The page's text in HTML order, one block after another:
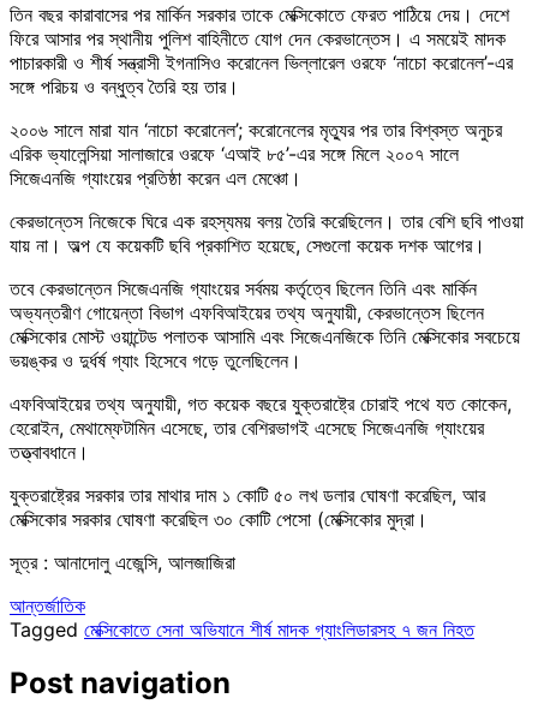
তিন বছর কারাবাসের পর মার্কিন সরকার তাকে মেক্সিকোতে ফেরত পাঠিয়ে দেয়। দেশে
ফিরে আসার পর স্থানীয় পুলিশ বাহিনীতে যোগ দেন কেরভান্তেস। এ সময়েই মাদক
পাচারকারী ও শীর্ষ সন্ত্রাসী ইগনাসিও করোনেল ভিল্লারেল ওরফে ‘নাচো করোনেল’-এর
সঙ্গে পরিচয় ও বন্ধুত্ব তৈরি হয় তার।
২০০৬ সালে মারা যান ‘নাচো করোনেল’; করোনেলের মৃত্যুর পর তার বিশ্বস্ত অনুচর
এরিক ভ্যালেন্সিয়া সালাজারে ওরফে ‘এআই ৮৫’-এর সঙ্গে মিলে ২০০৭ সালে
সিজেএনজি গ্যাংয়ের প্রতিষ্ঠা করেন এল মেঞ্চো।
কেরভান্তেস নিজেকে ঘিরে এক রহস্যময় বলয় তৈরি করেছিলেন। তার বেশি ছবি পাওয়া
যায় না। অল্প যে কয়েকটি ছবি প্রকাশিত হয়েছে, সেগুলো কয়েক দশক আগের।
তবে কেরভান্তেন সিজেএনজি গ্যাংয়ের সর্বময় কর্তৃত্বে ছিলেন তিনি এবং মার্কিন
অভ্যন্তরীণ গোয়েন্তা বিভাগ এফবিআইয়ের তথ্য অনুযায়ী, কেরভান্তেস ছিলেন
মেক্সিকোর মোস্ট ওয়ান্টেড পলাতক আসামি এবং সিজেএনজিকে তিনি মেক্সিকোর সবচেয়ে
ভয়ঙ্কর ও দুর্ধর্ষ গ্যাং হিসেবে গড়ে তুলেছিলেন।
এফবিআইয়ের তথ্য অনুযায়ী, গত কয়েক বছরে যুক্তরাষ্ট্রে চোরাই পথে যত কোকেন,
হেরোইন, মেথাম্ফেটামিন এসেছে, তার বেশিরভাগই এসেছে সিজেএনজি গ্যাংয়ের
তত্ত্বাবধানে।
যুক্তরাষ্ট্রের সরকার তার মাথার দাম ১ কোটি ৫০ লখ ডলার ঘোষণা করেছিল, আর
মেক্সিকোর সরকার ঘোষণা করেছিল ৩০ কোটি পেসো (মেক্সিকোর মুদ্রা।
সূত্র : আনাদোলু এজেন্সি, আলজাজিরা
আন্তর্জাতিক
Tagged মেক্সিকোতে সেনা অভিযানে শীর্ষ মাদক গ্যাংলিডারসহ ৭ জন নিহত
Post navigation